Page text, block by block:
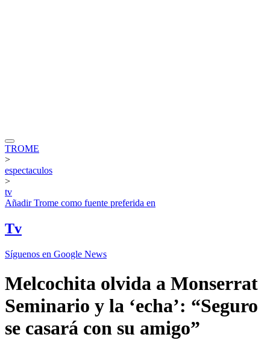
TROME
>
espectaculos
>
tv
AñadirTrome como fuente preferida en
Tv
Síguenos en Google News
Melcochita olvida a Monserrat
Seminario y la ‘echa’: “Seguro
se casará con su amigo”